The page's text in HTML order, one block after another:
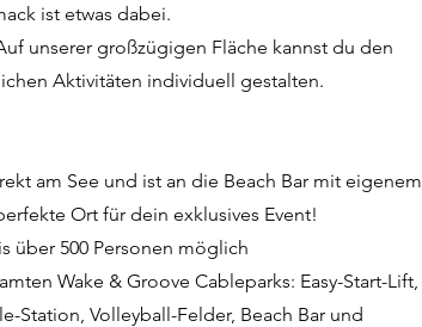
ist etwas dabei.
unserer großzügigen Fläche kannst du den
Aktivitäten individuell gestalten.
am See und ist an die Beach Bar mit eigenem
Ort für dein exklusives Event!
über 500 Personen möglich
Wake & Groove Cableparks: Easy-Start-Lift,
Station, Volleyball-Felder, Beach Bar und